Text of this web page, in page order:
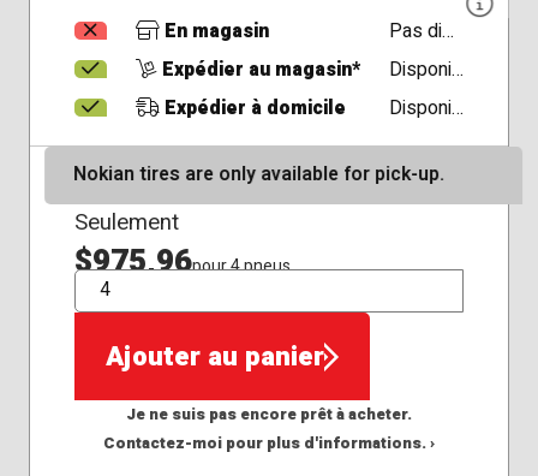
En magasin
Pas disponible
Expédier au magasin*
Disponible
Expédier à domicile
Disponible
Nokian tires are only available for pick-up.
Seulement
$975,96pour 4 pneus
QTÉ
Ajouter au panier
Je ne suis pas encore prêt à acheter.
Contactez-moi pour plus d'informations. ›